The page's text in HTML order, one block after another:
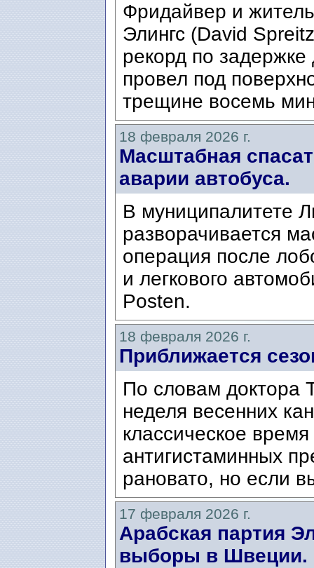
Фридайвер и
Элингс (David
рекорд по
провел под
трещине восемь
18 февраля 2026 г.
Масштабная
аварии автобуса.
В муниципалитете
разворачивается
операция после
и легкового
Posten.
18 февраля 2026 г.
Приближается
По словам доктора
неделя весенних
классическое
антигистаминных
рановато, но если
17 февраля 2026 г.
Арабская партия
выборы в Швеции.